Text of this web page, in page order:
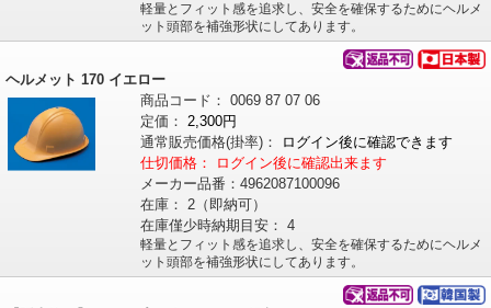
軽量とフィット感を追求し、安全を確保するためにヘルメ
ット頭部を補強形状にしてあります。
ヘルメット 170 イエロー
商品コード： 0069 87 07 06
定価： 2,300円
通常販売価格(掛率)：
ログイン後に確認できます
仕切価格：
ログイン後に確認出来ます
メーカー品番： 4962087100096
在庫： 2（即納可）
在庫僅少時納期目安： 4
軽量とフィット感を追求し、安全を確保するためにヘルメ
ット頭部を補強形状にしてあります。